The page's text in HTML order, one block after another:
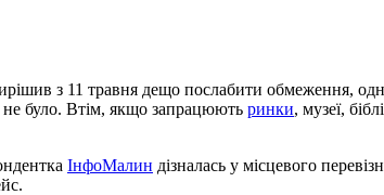
з 11 травня дещо послабити обмеження,
не було. Втім, якщо запрацюють ринки, музеї,
ІнфоМалин дізналась у місцевого